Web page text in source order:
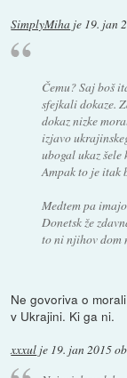
SimplyMiha je 19. jan
Čemu? Saj boš
sfejkali dokaze.
dokaz nizke
izjavo
ubogal ukaz šele
Ampak to je itak
Medtem pa
Donetsk že
to ni njihov dom
Ne govoriva o
v Ukrajini. Ki ga ni.
xxxul je 19. jan 2015